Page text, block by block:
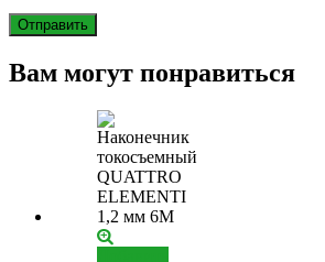
Вам могут понравиться